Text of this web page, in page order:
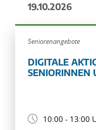
19.10.2026
Seniorenangebote
DIGITALE
SENIORINNEN
10:00 - 13:00